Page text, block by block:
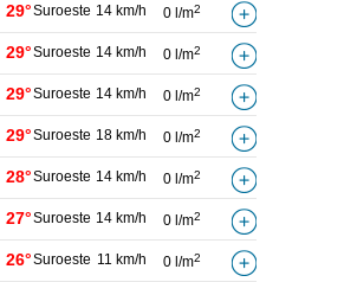
29°Suroeste 14 km/h 0 l/m2
29°Suroeste 14 km/h 0 l/m2
29°Suroeste 14 km/h 0 l/m2
29°Suroeste 18 km/h 0 l/m2
28°Suroeste 14 km/h 0 l/m2
27°Suroeste 14 km/h 0 l/m2
26°Suroeste 11 km/h 0 l/m2